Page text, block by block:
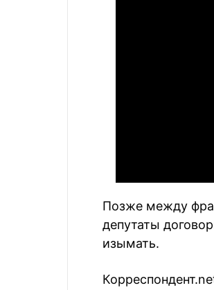
Позже между
депутаты
изымать.